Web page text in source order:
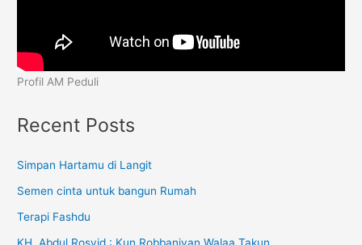
Profil AM Peduli
Recent Posts
Simpan Hartamu di Langit
Semen cinta untuk bangun Rumah
Terapi Fashdu